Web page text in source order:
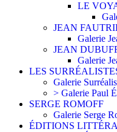
LE
JEAN
Galerie
JEAN
Galerie
LES
Galerie
> Galerie Paul
SERGE ROMOFF
Galerie Serge
ÉDITIONS